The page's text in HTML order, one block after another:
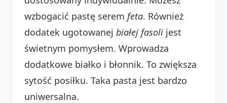
wzbogacić pastę serem feta. Również
dodatek ugotowanej białej fasoli jest
świetnym pomysłem. Wprowadza
dodatkowe białko i błonnik. To zwiększa
sytość posiłku. Taka pasta jest bardzo
uniwersalna.